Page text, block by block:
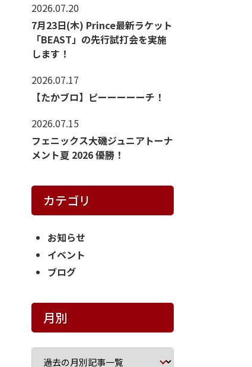
2026.07.20
7月23日(木) Prince最新ラケット
「BEAST」の先行試打会を実施
します！
2026.07.17
【たかブロ】ピーーーーーチ！
2026.07.15
フェニックス大磯ジュニアトーナ
メント夏 2026 優勝！
カテゴリ
お知らせ
イベント
ブログ
月別